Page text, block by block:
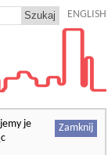
ENGLISH
Zamknij
je